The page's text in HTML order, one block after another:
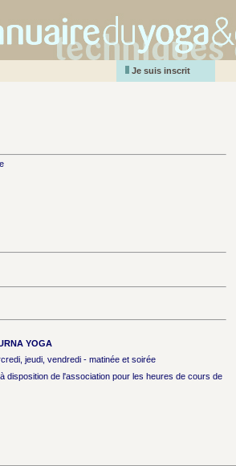
Je suis inscrit
YOGA
jeudi, vendredi - matinée et soirée
disposition de l'association pour les heures de cours de